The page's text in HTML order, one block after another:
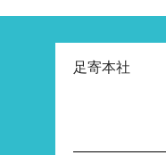
足寄本社